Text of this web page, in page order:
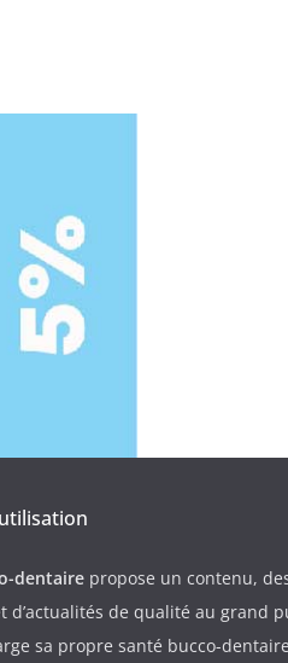
dentaire propose un contenu,
d’actualités de qualité au grand
sa propre santé bucco-